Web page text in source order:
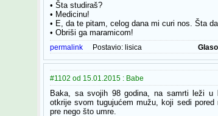
• Šta studiraš?
• Medicinu!
• E, da te pitam, celog dana mi curi nos. Šta
• Obriši ga maramicom!
permalink Postavio: lisica
#1102 od 15.01.2015 : Babe
Baka, sa svojih 98 godina, na samrti leži u
otkrije svom tugujućem mužu, koji sedi pored
pre nego što umre.